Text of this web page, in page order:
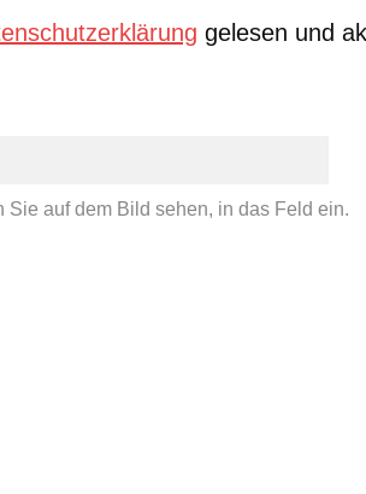
daß auch beim Abmelden die
Themen abgemeldet
gelesen und
Sie auf dem Bild sehen, in das Feld ein.